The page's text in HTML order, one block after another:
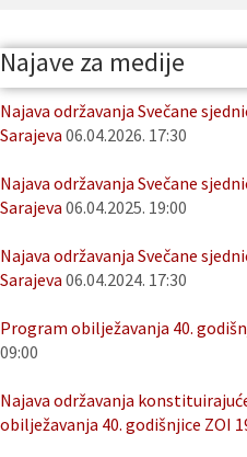
Najave za medije
Najava održavanja Svečane
Sarajeva 06.04.2026. 17:30
Najava održavanja Svečane
Sarajeva 06.04.2025. 19:00
Najava održavanja Svečane
Sarajeva 06.04.2024. 17:30
Program obilježavanja 40.
09:00
Najava održavanja
obilježavanja 40. godišnjice ZOI